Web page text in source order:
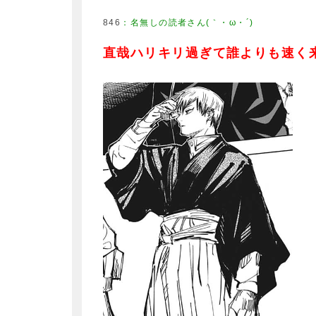
846 ： 名無しの読者さん(｀・ω・´)
直哉ハリキリ過ぎて誰よりも速く